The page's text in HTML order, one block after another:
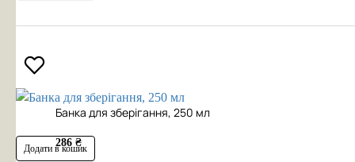
Банка для зберігання, 250 мл
286 ₴
Додати в кошик